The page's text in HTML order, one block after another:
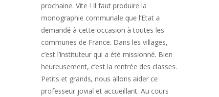
prochaine. Vite ! Il faut produire la
monographie communale que l’Etat a
demandé à cette occasion à toutes les
communes de France. Dans les villages,
c’est l’instituteur qui a été missionné. Bien
heureusement, c’est la rentrée des classes.
Petits et grands, nous allons aider ce
professeur jovial et accueillant. Au cours